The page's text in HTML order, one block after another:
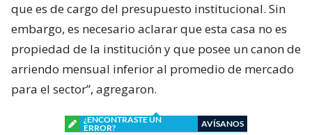
que es de cargo del presupuesto institucional. Sin
embargo, es necesario aclarar que esta casa no es
propiedad de la institución y que posee un canon de
arriendo mensual inferior al promedio de mercado
para el sector”, agregaron.
¿ENCONTRASTE UN
ERROR?
AVÍSANOS